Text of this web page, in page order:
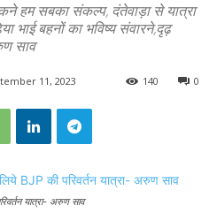
हम सबका संकल्प, दंतेवाड़ा से यात्रा
भाई बहनों का भविष्य संवारने,दृढ़
साव
11, 2023 0
140
यात्रा- अरुण साव